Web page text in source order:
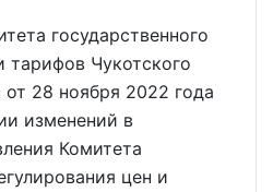
государственного
тарифов Чукотского
28 ноября 2022 года
изменений в
Комитета
цен и